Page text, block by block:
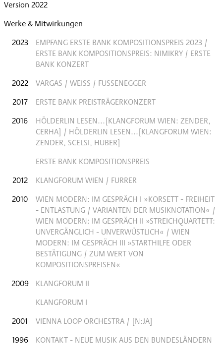
Version 2022
Werke & Mitwirkungen
2023
EMPFANG ERSTE BANK KOMPOSITIONSPREIS 2023 /
ERSTE BANK KOMPOSITIONSPREIS: NIMIKRY / ERSTE
BANK KONZERT
2022
VARGAS / WEISS / FUSSENEGGER
2017
ERSTE BANK PREISTRÄGERKONZERT
2016
HÖLDERLIN LESEN...[KLANGFORUM WIEN: ZENDER,
CERHA] / HÖLDERLIN LESEN...[KLANGFORUM WIEN:
ZENDER, SCELSI, HUBER]
ERSTE BANK KOMPOSITIONSPREIS
2012
KLANGFORUM WIEN / FURRER
2010
WIEN MODERN: IM GESPRÄCH I »KORSETT - FREIHEIT
- ENTLASTUNG / VARIANTEN DER MUSIKNOTATION« /
WIEN MODERN: IM GESPRÄCH II »STREICHQUARTETT:
UNVERGÄNGLICH - UNVERWÜSTLICH« / WIEN
MODERN: IM GESPRÄCH III »STARTHILFE ODER
BESTÄTIGUNG / ZUM WERT VON
KOMPOSITIONSPREISEN«
2009
KLANGFORUM II
KLANGFORUM I
2001
VIENNA LOOP ORCHESTRA / [N:JA]
1996
KONTAKT - NEUE MUSIK AUS DEN BUNDESLÄNDERN